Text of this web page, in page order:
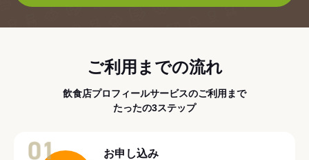
ご利用までの流れ
飲食店プロフィールサービスのご利用まで
たったの3ステップ
お申し込み